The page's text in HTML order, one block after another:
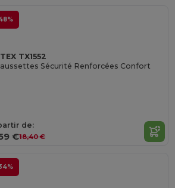
TX1552
Sécurité Renforcées Confort
de:
€18,40 €